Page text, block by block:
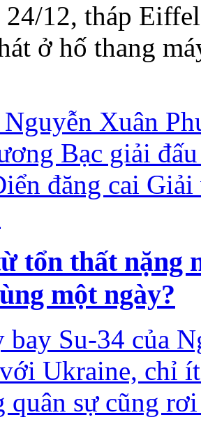
12, tháp
ở hố thang
Xuân
Bạc giải
đăng cai
tổn thất nặng
một ngày?